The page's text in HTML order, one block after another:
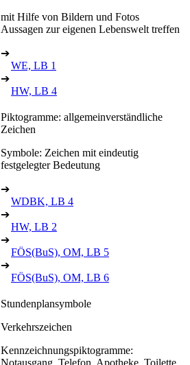
mit Hilfe von Bildern und Fotos
Aussagen zur eigenen Lebenswelt treffen
➔
WE, LB 1
➔
HW, LB 4
Piktogramme: allgemeinverständliche
Zeichen
Symbole: Zeichen mit eindeutig
festgelegter Bedeutung
➔
WDBK, LB 4
➔
HW, LB 2
➔
FÖS(BuS), OM, LB 5
➔
FÖS(BuS), OM, LB 6
Stundenplansymbole
Verkehrszeichen
Kennzeichnungspiktogramme:
Notausgang, Telefon, Apotheke, Toilette,